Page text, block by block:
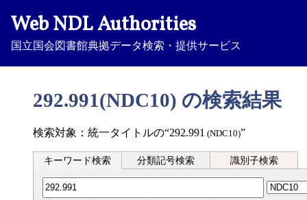
Web NDL Authorities
国立国会図書館典拠データ検索・提供サービス
292.991(NDC10) の検索結果
検索対象：統一タイトルの“292.991 (NDC10)”
キーワード検索 分類記号検索 識別子検索
分類記号検索